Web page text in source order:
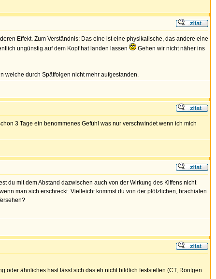
Effekt. Zum Verständnis: Das eine ist eine physikalische, das andere eine
ungünstig auf dem Kopf hat landen lassen
Gehen wir nicht näher ins
welche durch Spätfolgen nicht mehr aufgestanden.
3 Tage ein benommenes Gefühl was nur verschwindet wenn ich mich
du mit dem Abstand dazwischen auch von der Wirkung des Kiffens nicht
man sich erschreckt. Vielleicht kommst du von der plötzlichen, brachialen
oder ähnliches hast lässt sich das eh nicht bildlich feststellen (CT, Röntgen